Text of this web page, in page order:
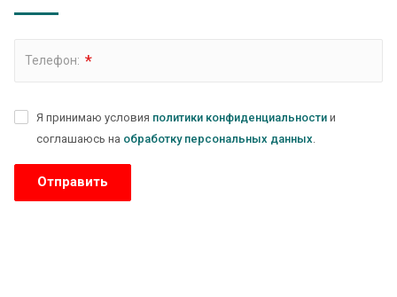
Телефон: *
Я принимаю условия политики конфиденциальности и
соглашаюсь на обработку персональных данных